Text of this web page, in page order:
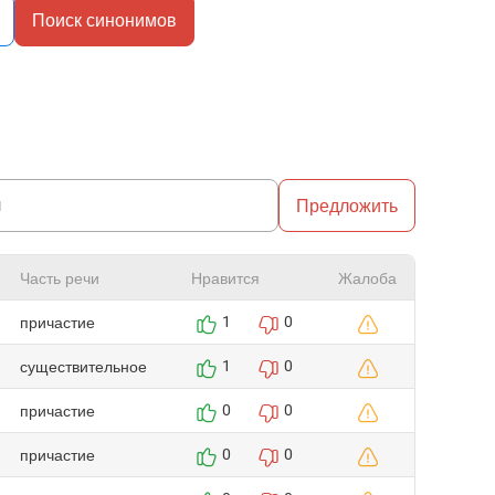
Поиск синонимов
Предложить
Часть речи Нравится
Жалоба
причастие
1 0
существительное 1 0
причастие 0 0
причастие 0 0